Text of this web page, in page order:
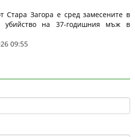
Стара Загора е сред замесените в
убийство на 37-годишния мъж в
09:55